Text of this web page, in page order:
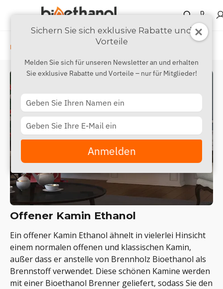
Sichern Sie sich exklusive Rabatte und
Vorteile
Melden Sie sich für unseren Newsletter an und erhalten
Sie exklusive Rabatte und Vorteile – nur für Mitglieder!
Type
your
name
Type
your
email
Anmelden
Ethanol Kamin › Offener Kamin
Offener Kamin Ethanol
Ein offener Kamin Ethanol ähnelt in vielerlei Hinsicht
einem normalen offenen und klassischen Kamin,
außer dass er anstelle von Brennholz Bioethanol als
Brennstoff verwendet. Diese schönen Kamine werden
mit einer Bioethanol Brenner geliefert, sodass Sie den